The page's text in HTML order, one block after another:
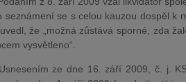
seznámení se s celou kauzou dospěl k
že „možná zůstává sporné, zda
vysvětleno“.
ze dne 16. září 2009, č. j.